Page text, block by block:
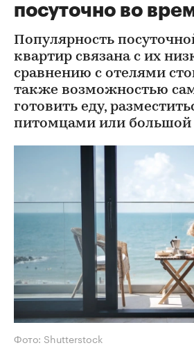
посуточно во
Популярность
квартир связана с их
сравнению с отелями
также возможностью
готовить еду,
питомцами или
Фото: Shutterstock